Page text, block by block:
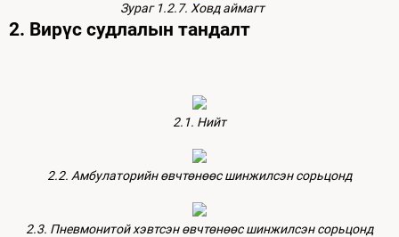
Зураг 1.2.7. Ховд аймагт
2. Вирүс судлалын тандалт
2.1. Нийт
2.2. Амбулаторийн өвчтөнөөс шинжилсэн сорьцонд
2.3. Пневмонитой хэвтсэн өвчтөнөөс шинжилсэн сорьцонд